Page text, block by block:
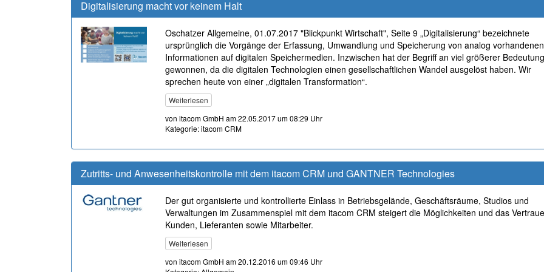
Digitalisierung macht vor keinem Halt
Oschatzer Allgemeine, 01.07.2017 "Blickpunkt Wirtschaft", Seite 9 „Digitalisierung“ bezeichnete
ursprünglich die Vorgänge der Erfassung, Umwandlung und Speicherung von analog vorhandenen
Informationen auf digitalen Speichermedien. Inzwischen hat der Begriff an viel größerer Bedeutung
gewonnen, da die digitalen Technologien einen gesellschaftlichen Wandel ausgelöst haben. Wir
sprechen heute von einer „digitalen Transformation“.
Weiterlesen
von itacom GmbH am 22.05.2017 um 08:29 Uhr
Kategorie: itacom CRM
Zutritts- und Anwesenheitskontrolle mit dem itacom CRM und GANTNER Technologies
Der gut organisierte und kontrollierte Einlass in Betriebsgelände, Geschäftsräume, Studios und
Verwaltungen im Zusammenspiel mit dem itacom CRM steigert die Möglichkeiten und das
Kunden, Lieferanten sowie Mitarbeiter.
Weiterlesen
von itacom GmbH am 20.12.2016 um 09:46 Uhr